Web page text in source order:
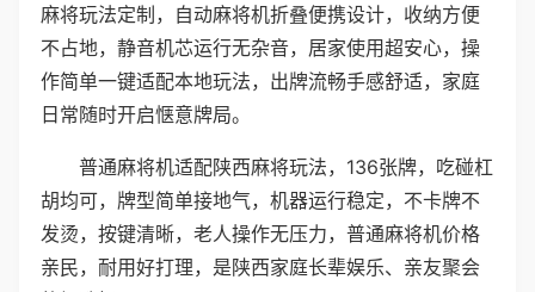
麻将玩法定制，自动麻将机折叠便携设计，收纳方便
不占地，静音机芯运行无杂音，居家使用超安心，操
作简单一键适配本地玩法，出牌流畅手感舒适，家庭
日常随时开启惬意牌局。
普通麻将机适配陕西麻将玩法，136张牌，吃碰杠
胡均可，牌型简单接地气，机器运行稳定，不卡牌不
发烫，按键清晰，老人操作无压力，普通麻将机价格
亲民，耐用好打理，是陕西家庭长辈娱乐、亲友聚会